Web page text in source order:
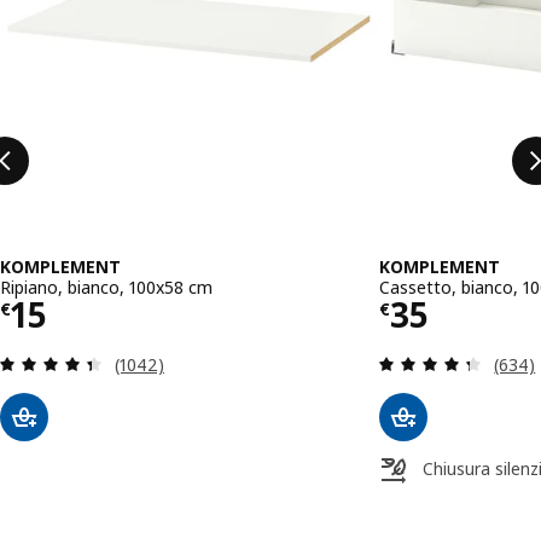
KOMPLEMENT
Ripiano, bianco, 100x58 cm
€15
Prezzo € 15
Recensione: 4.4 fuori da 5 stelle. Totale
(1042)
KOMPLEMENT
Cassetto, bianco,
€35
Prezzo €
(634)
Chiusura